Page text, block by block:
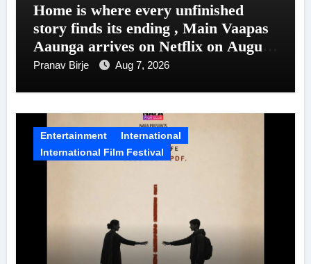
Home is where every unfinished
story finds its ending , Main Vaapas
Aaunga arrives on Netflix on August
7
Pranav Birje Aug 7, 2026
Entertainment
International
International Film Festival